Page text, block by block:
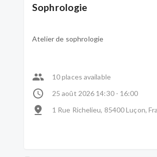
Sophrologie
Atelier de sophrologie
10 places available
25 août 2026 14:30 - 16:00
1 Rue Richelieu, 85400 Luçon,